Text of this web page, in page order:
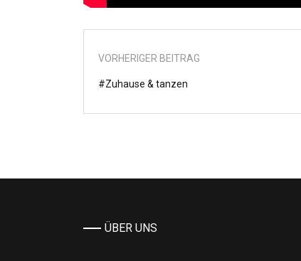
VORHERIGER BEITRAG
#Zuhause & tanzen
ÜBER UNS